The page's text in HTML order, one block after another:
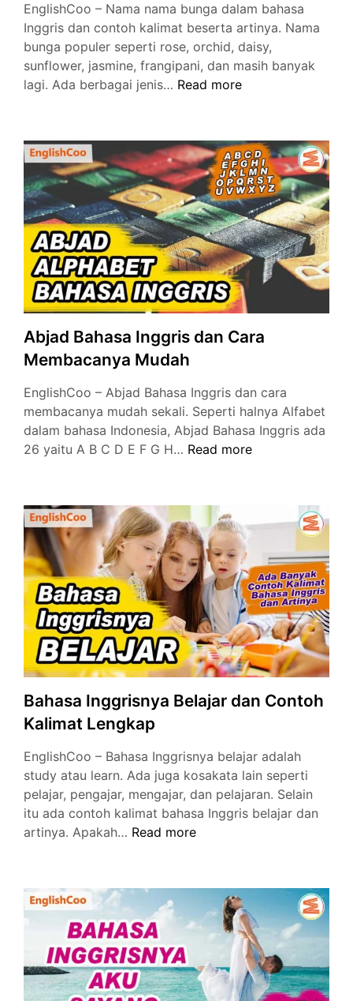
EnglishCoo – Nama nama bunga dalam bahasa
Inggris dan contoh kalimat beserta artinya. Nama
bunga populer seperti rose, orchid, daisy,
sunflower, jasmine, frangipani, dan masih banyak
lagi. Ada berbagai jenis… Nama
dalam
Bahasa
Inggris
dan
Contoh
Kalimat
Read more
Abjad Bahasa Inggris dan Cara
Membacanya Mudah
EnglishCoo – Abjad Bahasa Inggris dan cara
membacanya mudah sekali. Seperti halnya Alfabet
dalam bahasa Indonesia, Abjad Bahasa Inggris ada
26 yaitu A B C D E F G H… Abjad
dan
Cara
Membacanya
Mudah
Read more
Bahasa Inggrisnya Belajar dan Contoh
Kalimat Lengkap
EnglishCoo – Bahasa Inggrisnya belajar adalah
study atau learn. Ada juga kosakata lain seperti
pelajar, pengajar, mengajar, dan pelajaran. Selain
itu ada contoh kalimat bahasa Inggris belajar dan
artinya. Apakah… Bahasa
dan
Contoh
Kalimat
Lengkap
Read more